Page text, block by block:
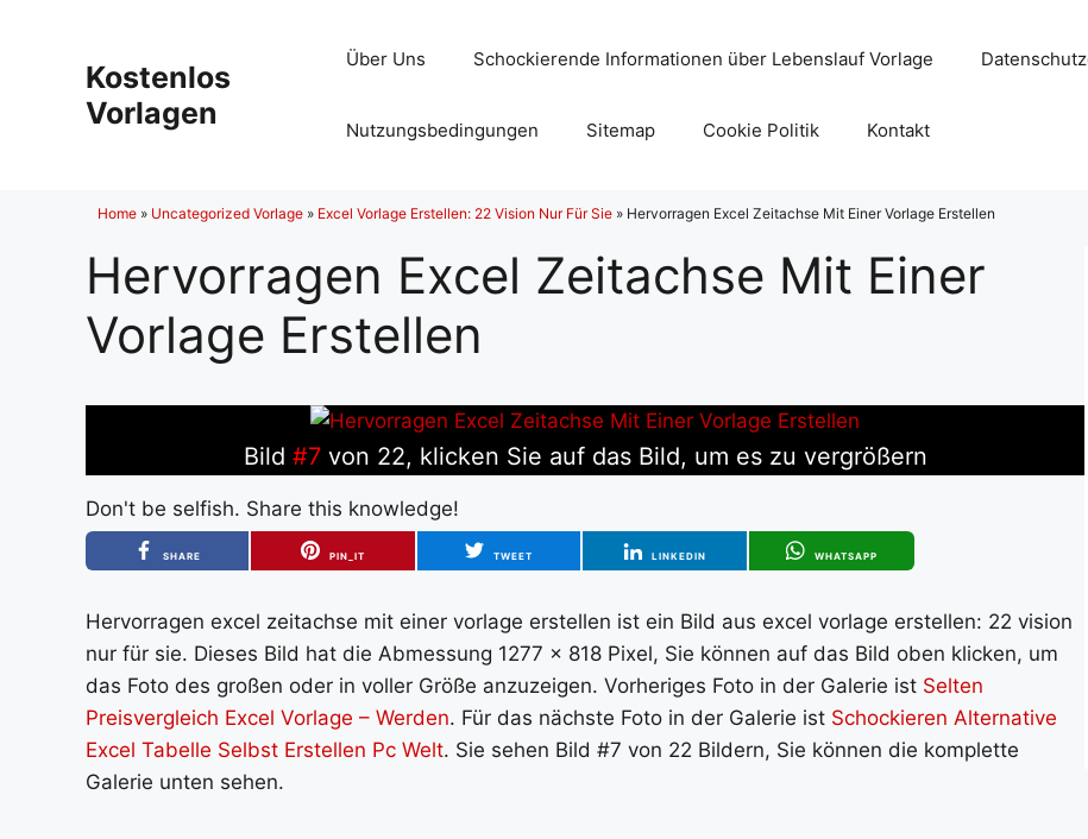
Kostenlos
Vorlagen
Über Uns Schockierende Informationen über Lebenslauf Vorlage
Nutzungsbedingungen Sitemap Cookie Politik Kontakt
Home » Uncategorized Vorlage » Excel Vorlage Erstellen: 22 Vision Nur Für Sie » Hervorragen Excel Zeitachse Mit Einer Vorlage Erstellen
Hervorragen Excel Zeitachse Mit Einer
Vorlage Erstellen
Bild #7von 22, klicken Sie auf das Bild, um es zu vergrößern
Don't be selfish. Share this knowledge!
SHARE PIN_IT TWEET LINKEDIN WHATSAPP
Hervorragen excel zeitachse mit einer vorlage erstellen ist ein Bild aus excel vorlage erstellen: 22 vision
nur für sie. Dieses Bild hat die Abmessung 1277 x 818 Pixel, Sie können auf das Bild oben klicken, um
das Foto des großen oder in voller Größe anzuzeigen. Vorheriges Foto in der Galerie ist Selten
Preisvergleich Excel Vorlage – Werden. Für das nächste Foto in der Galerie ist Schockieren Alternative
Excel Tabelle Selbst Erstellen Pc Welt. Sie sehen Bild #7 von 22 Bildern, Sie können die komplette
Galerie unten sehen.